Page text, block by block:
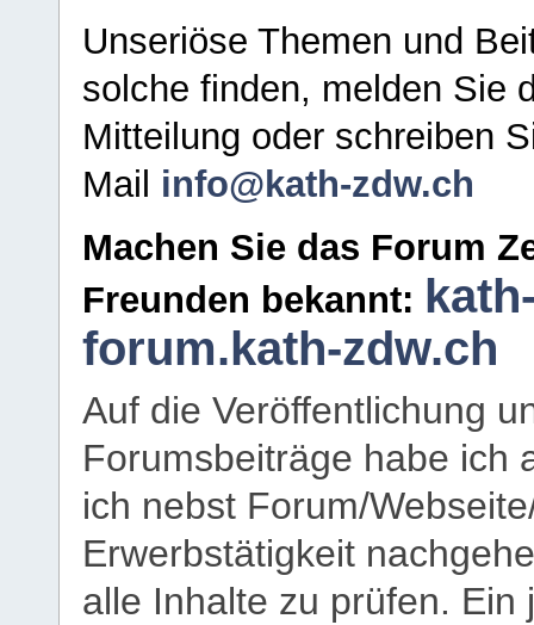
Unseriöse Themen und
solche finden, melden Sie
Mitteilung oder schreiben
Mail info@kath-zdw.ch
Machen Sie das Forum
Freunden bekannt:
forum.kath-zdw.ch
Auf die Veröffentlichung
Forumsbeiträge habe ich
ich nebst Forum/
Erwerbstätigkeit
alle Inhalte zu prüfen.